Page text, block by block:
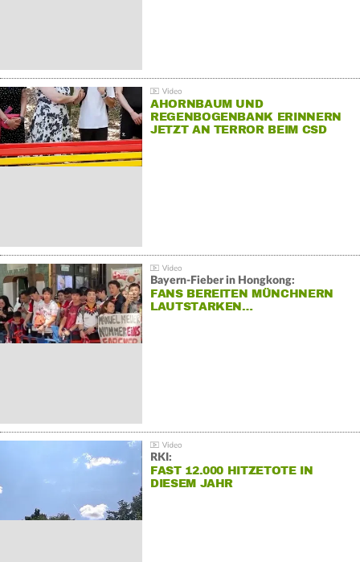
AHORNBAUM UND
REGENBOGENBANK ERINNERN
JETZT AN TERROR BEIM CSD
Bayern-Fieber in Hongkong:
FANS BEREITEN MÜNCHNERN
LAUTSTARKEN…
RKI:
FAST 12.000 HITZETOTE IN
DIESEM JAHR